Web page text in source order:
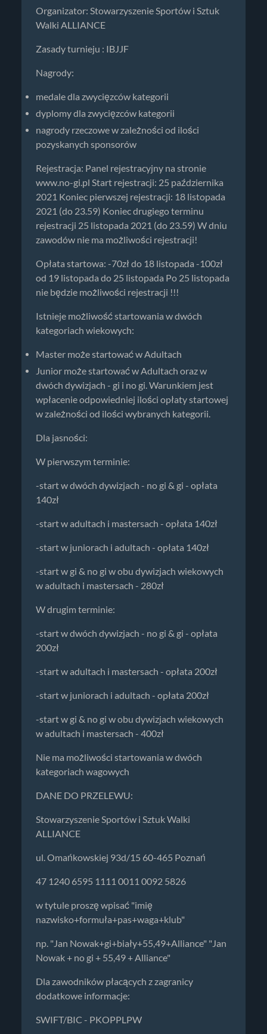
Organizator: Stowarzyszenie Sportów i Sztuk
Walki ALLIANCE
Zasady turnieju : IBJJF
Nagrody:
medale dla zwycięzców kategorii
dyplomy dla zwycięzców kategorii
nagrody rzeczowe w zależności od ilości
pozyskanych sponsorów
Rejestracja: Panel rejestracyjny na stronie
www.no-gi.pl Start rejestracji: 25 października
2021 Koniec pierwszej rejestracji: 18 listopada
2021 (do 23.59) Koniec drugiego terminu
rejestracji 25 listopada 2021 (do 23.59) W dniu
zawodów nie ma możliwości rejestracji!
Opłata startowa: -70zł do 18 listopada -100zł
od 19 listopada do 25 listopada Po 25 listopada
nie będzie możliwości rejestracji !!!
Istnieje możliwość startowania w dwóch
kategoriach wiekowych:
Master może startować w Adultach
Junior może startować w Adultach oraz w
dwóch dywizjach - gi i no gi. Warunkiem jest
wpłacenie odpowiedniej ilości opłaty startowej
w zależności od ilości wybranych kategorii.
Dla jasności:
W pierwszym terminie:
-start w dwóch dywizjach - no gi & gi - opłata
140zł
-start w adultach i mastersach - opłata 140zł
-start w juniorach i adultach - opłata 140zł
-start w gi & no gi w obu dywizjach wiekowych
w adultach i mastersach - 280zł
W drugim terminie:
-start w dwóch dywizjach - no gi & gi - opłata
200zł
-start w adultach i mastersach - opłata 200zł
-start w juniorach i adultach - opłata 200zł
-start w gi & no gi w obu dywizjach wiekowych
w adultach i mastersach - 400zł
Nie ma możliwości startowania w dwóch
kategoriach wagowych
DANE DO PRZELEWU:
Stowarzyszenie Sportów i Sztuk Walki
ALLIANCE
ul. Omańkowskiej 93d/15 60-465 Poznań
47 1240 6595 1111 0011 0092 5826
w tytule proszę wpisać "imię
nazwisko+formuła+pas+waga+klub"
np. "Jan Nowak+gi+biały+55,49+Alliance" "Jan
Nowak + no gi + 55,49 + Alliance"
Dla zawodników płacących z zagranicy
dodatkowe informacje:
SWIFT/BIC - PKOPPLPW